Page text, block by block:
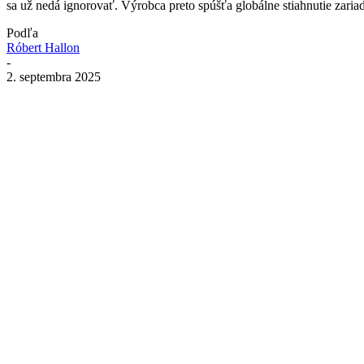
sa už nedá ignorovať. Výrobca preto spúšťa globálne stiahnutie
Podľa
Róbert Hallon
-
2. septembra 2025